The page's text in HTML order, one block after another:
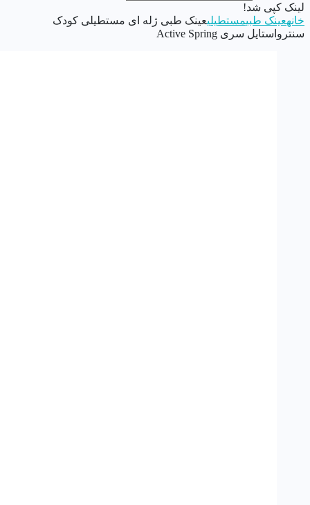
لینک کپی شد!
خانهعینک طبیمستطیلیعینک طبی ژله ای مستطیلی کودک
سنترواستایل سری Active Spring